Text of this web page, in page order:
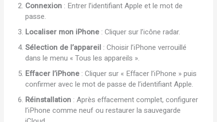
Connexion : Entrer l’identifiant Apple et le mot de
passe.
Localiser mon iPhone : Cliquer sur l’icône radar.
Sélection de l’appareil : Choisir l’iPhone verrouillé
dans le menu « Tous les appareils ».
Effacer l’iPhone : Cliquer sur « Effacer l’iPhone » puis
confirmer avec le mot de passe de l’identifiant Apple.
Réinstallation : Après effacement complet, configurer
l’iPhone comme neuf ou restaurer la sauvegarde